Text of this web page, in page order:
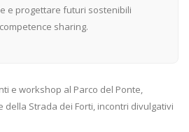
e progettare futuri sostenibili
sharing.
e workshop al Parco del Ponte,
Strada dei Forti, incontri divulgativi